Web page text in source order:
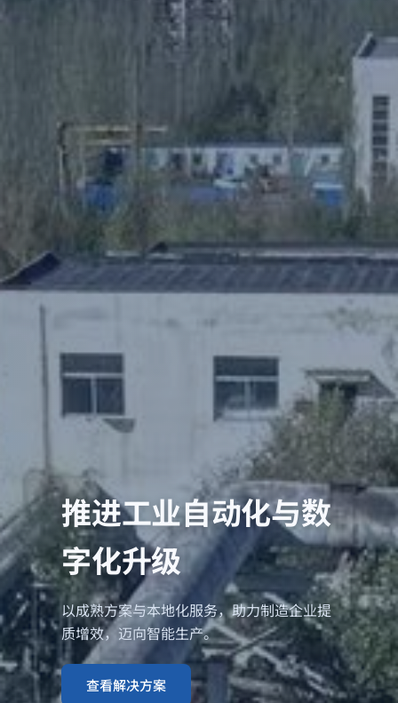
推进工业自动化与数
字化升级
以成熟方案与本地化服务，助力制造企业提
质增效，迈向智能生产。
查看解决方案